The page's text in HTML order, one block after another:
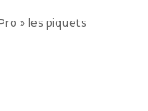
» les piquets